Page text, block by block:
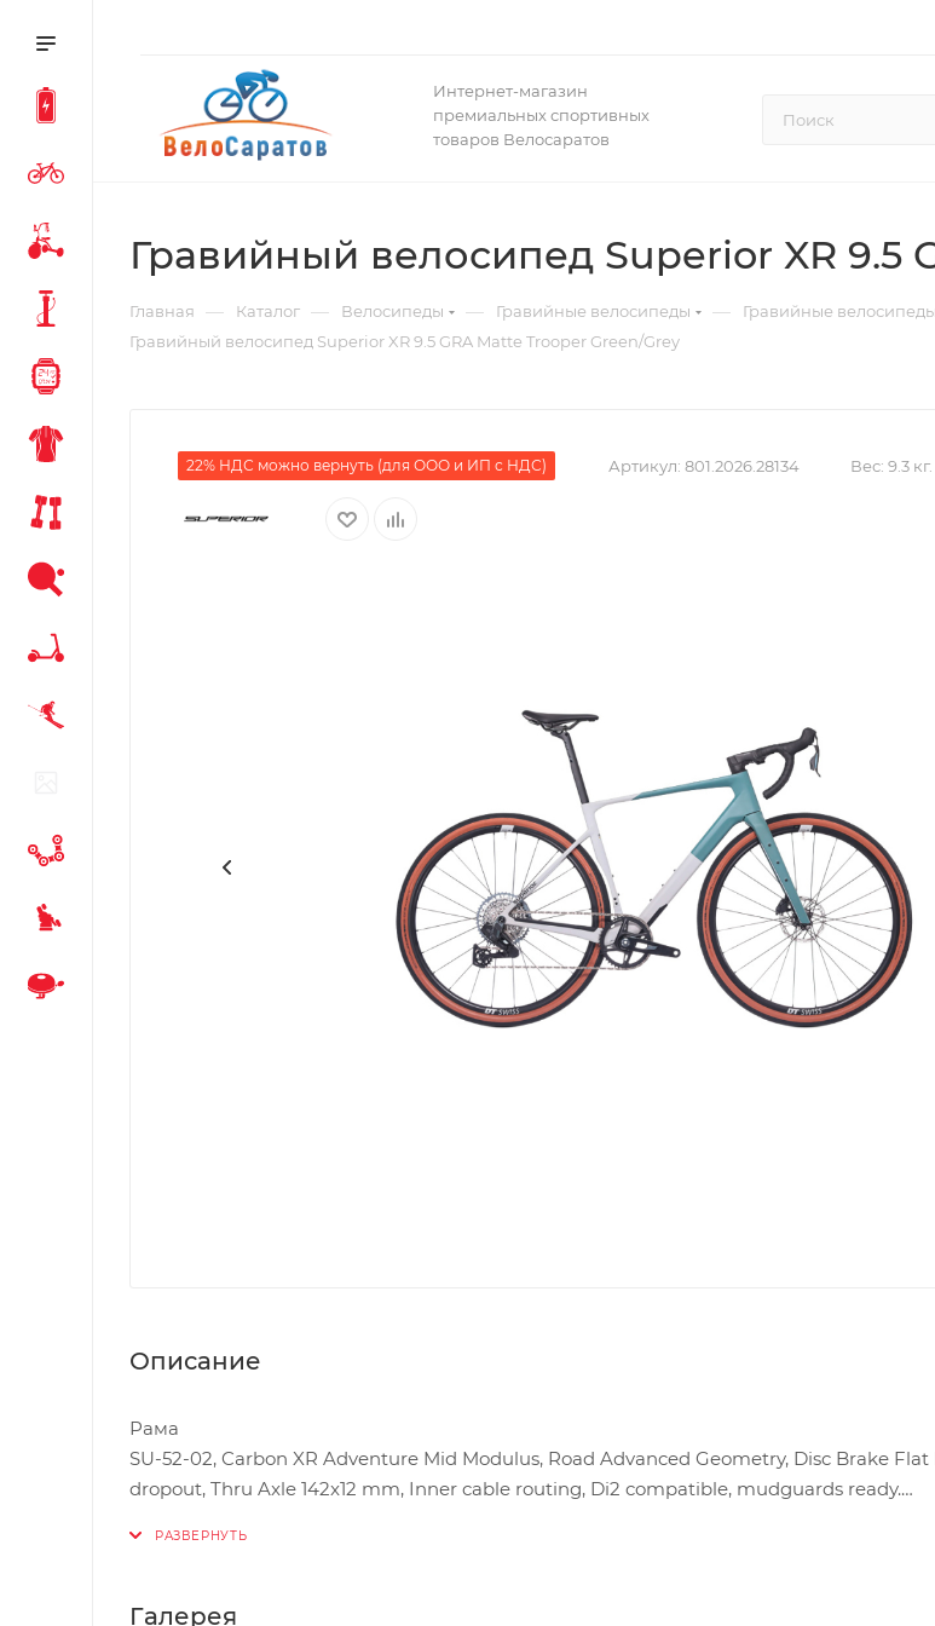
Интернет-магазин
премиальных спортивных
товаров Велосаратов
Гравийный велосипед Superior XR 9.5
Главная — Каталог — Велосипеды — Гравийные велосипеды — Гравийные
Гравийный велосипед Superior XR 9.5 GRA Matte Trooper Green/Grey
22% НДС можно вернуть (для ООО и ИП с НДС) Артикул: 801.2026.28134 Вес: 9.3 кг.
Описание
Рама
SU-52-02, Carbon XR Adventure Mid Modulus, Road Advanced Geometry, Disc Brake Flat
dropout, Thru Axle 142x12 mm, Inner cable routing, Di2 compatible, mudguards ready.
Галерея